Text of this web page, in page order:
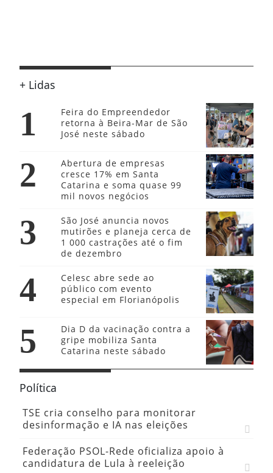
+ Lidas
1
Feira do Empreendedor
retorna à Beira-Mar de São
José neste sábado
2
Abertura de empresas
cresce 17% em Santa
Catarina e soma quase 99
mil novos negócios
3
São José anuncia novos
mutirões e planeja cerca de
1 000 castrações até o fim
de dezembro
4
Celesc abre sede ao
público com evento
especial em Florianópolis
5
Dia D da vacinação contra a
gripe mobiliza Santa
Catarina neste sábado
Política
TSE cria conselho para monitorar
desinformação e IA nas eleições
Federação PSOL-Rede oficializa apoio à
candidatura de Lula à reeleição